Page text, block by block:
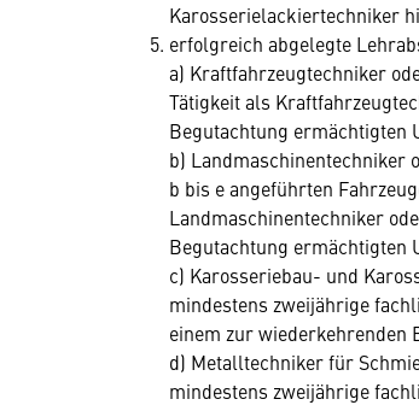
Karosserielackiertechniker
erfolgreich abgelegte
a) Kraftfahrzeugtechniker
Tätigkeit als
Begutachtung ermächtigten
b) Landmaschinentechniker
b bis e angeführten
Landmaschinentechniker
Begutachtung ermächtigten
c) Karosseriebau- und
mindestens zweijährige
einem zur wiederkehrenden
d) Metalltechniker für
mindestens zweijährige